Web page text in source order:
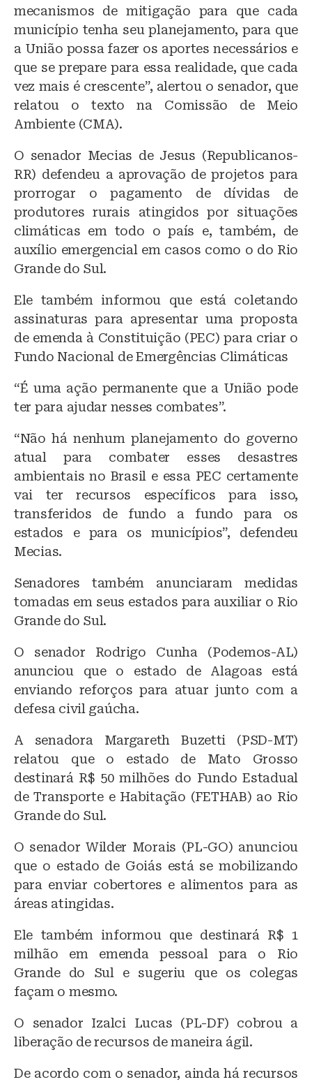
mecanismos de mitigação para que cada
município tenha seu planejamento, para que
a União possa fazer os aportes necessários e
que se prepare para essa realidade, que cada
vez mais é crescente”, alertou o senador, que
relatou o texto na Comissão de Meio
Ambiente (CMA).
O senador Mecias de Jesus (Republicanos-
RR) defendeu a aprovação de projetos para
prorrogar o pagamento de dívidas de
produtores rurais atingidos por situações
climáticas em todo o país e, também, de
auxílio emergencial em casos como o do Rio
Grande do Sul.
Ele também informou que está coletando
assinaturas para apresentar uma proposta
de emenda à Constituição (PEC) para criar o
Fundo Nacional de Emergências Climáticas
“É uma ação permanente que a União pode
ter para ajudar nesses combates”.
“Não há nenhum planejamento do governo
atual para combater esses desastres
ambientais no Brasil e essa PEC certamente
vai ter recursos específicos para isso,
transferidos de fundo a fundo para os
estados e para os municípios”, defendeu
Mecias.
Senadores também anunciaram medidas
tomadas em seus estados para auxiliar o Rio
Grande do Sul.
O senador Rodrigo Cunha (Podemos-AL)
anunciou que o estado de Alagoas está
enviando reforços para atuar junto com a
defesa civil gaúcha.
A senadora Margareth Buzetti (PSD-MT)
relatou que o estado de Mato Grosso
destinará R$ 50 milhões do Fundo Estadual
de Transporte e Habitação (FETHAB) ao Rio
Grande do Sul.
O senador Wilder Morais (PL-GO) anunciou
que o estado de Goiás está se mobilizando
para enviar cobertores e alimentos para as
áreas atingidas.
Ele também informou que destinará R$ 1
milhão em emenda pessoal para o Rio
Grande do Sul e sugeriu que os colegas
façam o mesmo.
O senador Izalci Lucas (PL-DF) cobrou a
liberação de recursos de maneira ágil.
De acordo com o senador, ainda há recursos